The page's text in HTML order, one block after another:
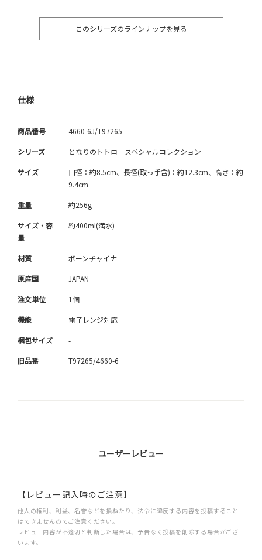
このシリーズのラインナップを見る
仕様
商品番号 4660-6J/T97265
シリーズ となりのトトロ スペシャルコレクション
サイズ
口径：約8.5cm、長径(取っ手含)：約12.3cm、高さ：約
9.4cm
重量 約256g
サイズ・容
量
約400ml(満水)
材質 ボーンチャイナ
原産国 JAPAN
注文単位 1個
機能 電子レンジ対応
梱包サイズ -
旧品番 T97265/4660-6
ユーザーレビュー
【レビュー記入時のご注意】
他人の権利、利益、名誉などを損ねたり、法令に違反する内容を投稿すること
はできませんのでご注意ください。
レビュー内容が不適切と判断した場合は、予告なく投稿を削除する場合がござ
います。